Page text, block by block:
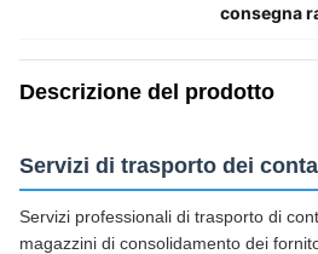
consegna
Descrizione del prodotto
Servizi di trasporto dei
Servizi professionali di trasporto di
magazzini di consolidamento dei